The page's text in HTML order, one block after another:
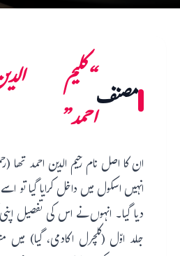
مصنف“کلیم
احمد”
ان کا اصل نام رحیم الدین احمد
انہیں اسکول میں داخل کرایا گیا تو
دیا گیا۔ انہوں نے اس کی تفصیل
جلد اوّل (کلچرل اکادمی، گیا)